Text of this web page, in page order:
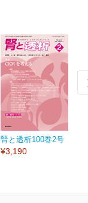
腎と透析100巻2号
¥3,190